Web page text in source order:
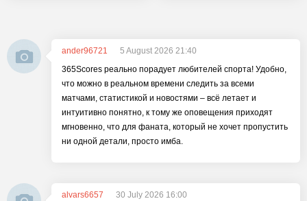
ander96721
5 August 2026 21:40
365Scores реально порадует любителей спорта! Удобно,
что можно в реальном времени следить за всеми
матчами, статистикой и новостями – всё летает и
интуитивно понятно, к тому же оповещения приходят
мгновенно, что для фаната, который не хочет пропустить
ни одной детали, просто имба.
alvars6657
30 July 2026 16:00